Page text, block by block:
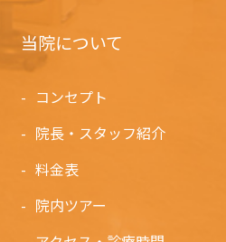
当院について
コンセプト
院長・スタッフ紹介
料金表
院内ツアー